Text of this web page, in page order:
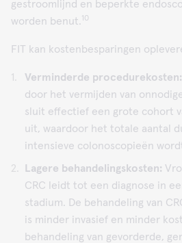
gestroomlijnd en beperkte
worden benut. 10
FIT kan kostenbesparingen
Verminderde procedurekosten:
door het vermijden van
sluit effectief een grote cohort
uit, waardoor het totale aantal
intensieve colonoscopieën
Lagere behandelingskosten:
CRC leidt tot een diagnose in
stadium. De behandeling van
is minder invasief en minder
behandeling van gevorderde,